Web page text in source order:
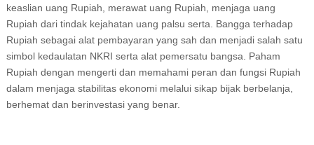
keaslian uang Rupiah, merawat uang Rupiah, menjaga uang
Rupiah dari tindak kejahatan uang palsu serta. Bangga terhadap
Rupiah sebagai alat pembayaran yang sah dan menjadi salah satu
simbol kedaulatan NKRI serta alat pemersatu bangsa. Paham
Rupiah dengan mengerti dan memahami peran dan fungsi Rupiah
dalam menjaga stabilitas ekonomi melalui sikap bijak berbelanja,
berhemat dan berinvestasi yang benar.